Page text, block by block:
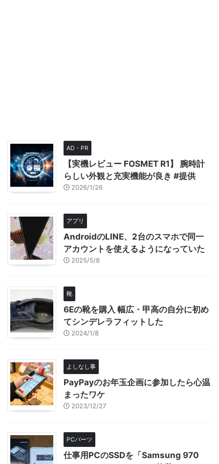
AD・PR
【実機レビュー FOSMET R1】 腕時計
らしい外観と充実機能が良き #提供
2026/1/26
アプリ
AndroidのLINE、2台のスマホで同一
アカウントを使えるようになっていた
2025/5/8
靴
6Eの靴を購入 幅広・甲高の自分に初め
てシンデレラフィットした
2024/1/8
よしなし事
PayPayのお年玉企画に参加したら心温
まったワケ
2023/12/27
PCパーツ
仕事用PCのSSDを「Samsung 970